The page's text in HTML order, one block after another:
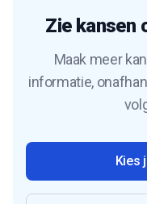
Zie kansen
Maak meer
informatie,
Kies